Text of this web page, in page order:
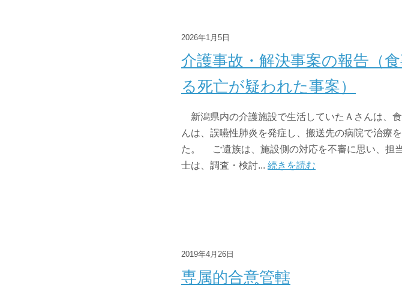
2026年1月5日
介護事故・解決事案の報告（
る死亡が疑われた事案）
新潟県内の介護施設で生活していたＡさんは、
んは、誤嚥性肺炎を発症し、搬送先の病院で治療
た。 ご遺族は、施設側の対応を不審に思い、担
士は、調査・検討... 続きを読む
2019年4月26日
専属的合意管轄